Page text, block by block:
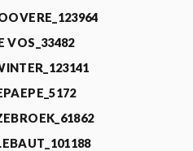
VOS_33482